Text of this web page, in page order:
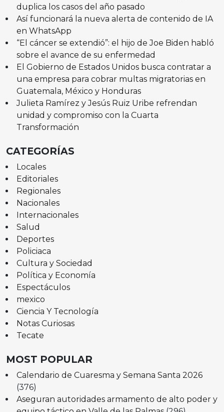
duplica los casos del año pasado
Así funcionará la nueva alerta de contenido de IA
en WhatsApp
“El cáncer se extendió”: el hijo de Joe Biden habló
sobre el avance de su enfermedad
El Gobierno de Estados Unidos busca contratar a
una empresa para cobrar multas migratorias en
Guatemala, México y Honduras
Julieta Ramírez y Jesús Ruiz Uribe refrendan
unidad y compromiso con la Cuarta
Transformación
CATEGORÍAS
Locales
Editoriales
Regionales
Nacionales
Internacionales
Salud
Deportes
Policiaca
Cultura y Sociedad
Política y Economía
Espectáculos
mexico
Ciencia Y Tecnología
Notas Curiosas
Tecate
MOST POPULAR
Calendario de Cuaresma y Semana Santa 2026
(376)
Aseguran autoridades armamento de alto poder y